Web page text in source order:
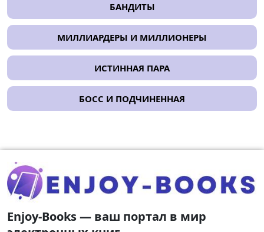
БАНДИТЫ
МИЛЛИАРДЕРЫ И МИЛЛИОНЕРЫ
ИСТИННАЯ ПАРА
БОСС И ПОДЧИНЕННАЯ
Enjoy-Books — ваш портал в мир